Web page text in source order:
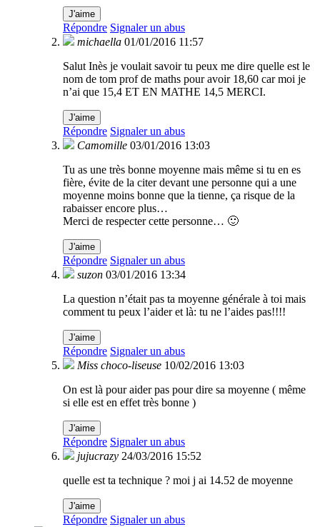
J'aime
Répondre Signaler un abus
michaella 01/01/2016 11:57
Salut Inès je voulait savoir tu peux me dire quelle est le
nom de tom prof de maths pour avoir 18,60 car moi je
n’ai que 15,4 ET EN MATHE 14,5 MERCI.
J'aime
Répondre Signaler un abus
Camomille 03/01/2016 13:03
Tu as une très bonne moyenne mais même si tu en es
fière, évite de la citer devant une personne qui a une
moyenne moins bonne que la tienne, ça risque de la
rabaisser encore plus…
Merci de respecter cette personne… 🙂
J'aime
Répondre Signaler un abus
suzon 03/01/2016 13:34
La question n’était pas ta moyenne générale à toi mais
comment tu peux l’aider et là: tu ne l’aides pas!!!!
J'aime
Répondre Signaler un abus
Miss choco-liseuse 10/02/2016 13:03
On est là pour aider pas pour dire sa moyenne ( même
si elle est en effet très bonne )
J'aime
Répondre Signaler un abus
jujucrazy 24/03/2016 15:52
quelle est ta technique ? moi j ai 14.52 de moyenne
J'aime
Répondre Signaler un abus